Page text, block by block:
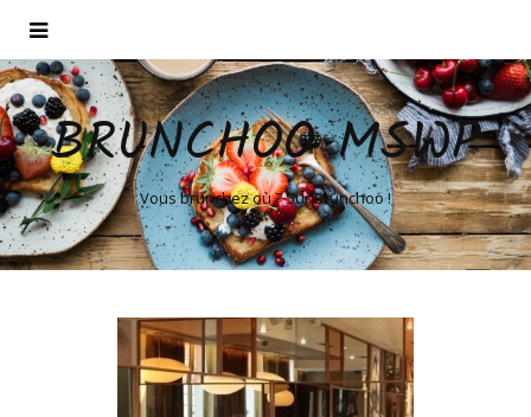
BRUNCHOO MSWP
Vous brunchez où ? Sur Brunchoo !